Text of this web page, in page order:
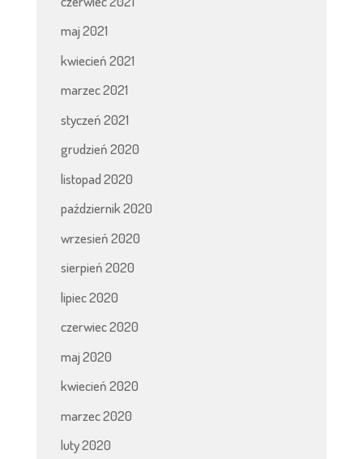
maj 2021
kwiecień 2021
marzec 2021
styczeń 2021
grudzień 2020
listopad 2020
październik 2020
wrzesień 2020
sierpień 2020
lipiec 2020
czerwiec 2020
maj 2020
kwiecień 2020
marzec 2020
luty 2020